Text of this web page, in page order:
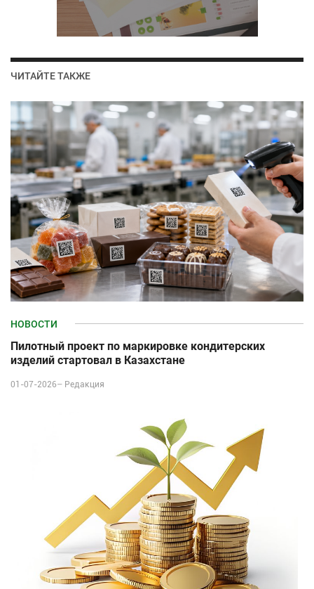
ЧИТАЙТЕ ТАКЖЕ
НОВОСТИ
Пилотный проект по маркировке кондитерских
изделий стартовал в Казахстане
01-07-2026– Редакция